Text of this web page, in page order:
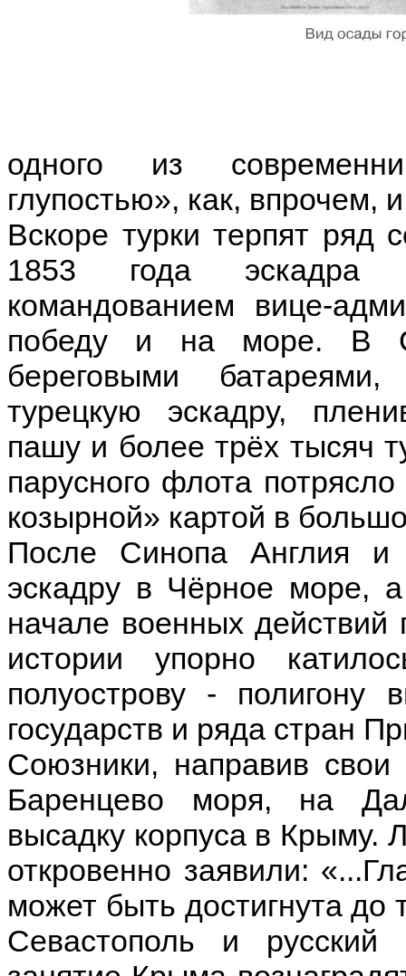
одного из
глупостью», как, впрочем,
Вскоре турки терпят ряд
1853 года эскадра
командованием вице-
победу и на море. В
береговыми
турецкую эскадру,
пашу и более трёх тысяч
парусного флота
козырной» картой в
После Синопа Англия и
эскадру в Чёрное море,
начале военных действий
истории упорно
полуострову - полигону
государств и ряда стран
Союзники, направив
Баренцево моря, на
высадку корпуса в Крыму.
откровенно заявили:
может быть достигнута до
Севастополь и